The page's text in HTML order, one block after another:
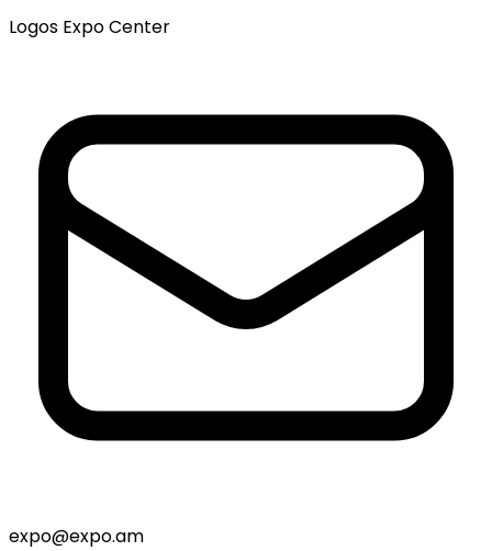
Logos Expo Center
expo@expo.am